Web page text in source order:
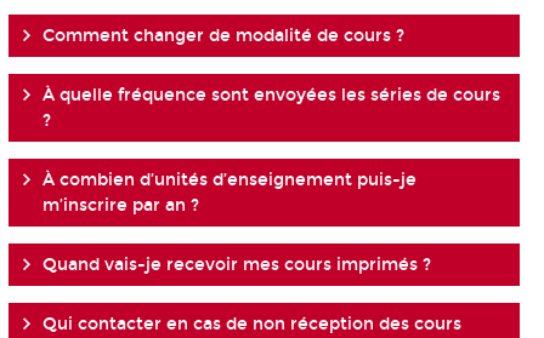
Comment changer de modalité de cours ?
À quelle fréquence sont envoyées les séries de cours
?
À combien d’unités d’enseignement puis-je
m’inscrire par an ?
Quand vais-je recevoir mes cours imprimés ?
Qui contacter en cas de non réception des cours